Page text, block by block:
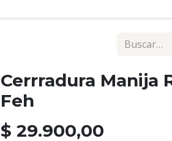
Cerrradura Manija
Feh
$ 29.900,00